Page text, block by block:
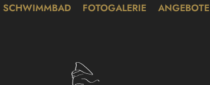
SCHWIMMBAD FOTOGALERIE ANGEBOTE